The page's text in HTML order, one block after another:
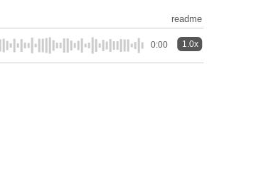
readme
0:00 1.0x